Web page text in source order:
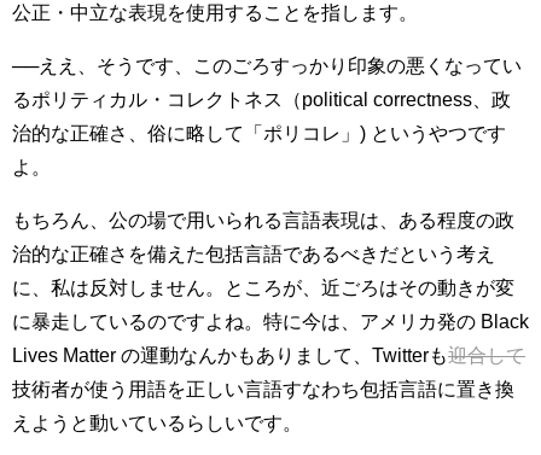
公正・中立な表現を使用することを指します。
──ええ、そうです、このごろすっかり印象の悪くなってい
るポリティカル・コレクトネス（political correctness、政
治的な正確さ、俗に略して「ポリコレ」) というやつです
よ。
もちろん、公の場で用いられる言語表現は、ある程度の政
治的な正確さを備えた包括言語であるべきだという考え
に、私は反対しません。ところが、近ごろはその動きが変
に暴走しているのですよね。特に今は、アメリカ発の Black
Lives Matter の運動なんかもありまして、Twitterも迎合して
技術者が使う用語を正しい言語すなわち包括言語に置き換
えようと動いているらしいです。